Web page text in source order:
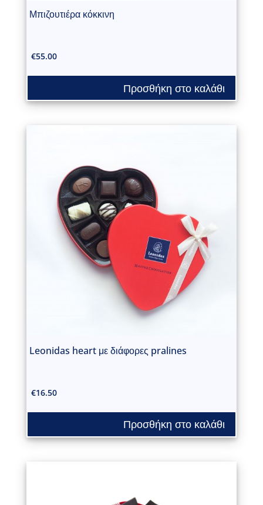
Μπιζουτιέρα κόκκινη
€55.00
Προσθήκη στο καλάθι
Leonidas heart με διάφορες pralines
€16.50
Προσθήκη στο καλάθι